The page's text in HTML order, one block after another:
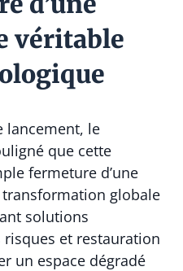
véritable
lancement, le
que cette
fermeture d’une
transformation globale
solutions
et restauration
un espace dégradé